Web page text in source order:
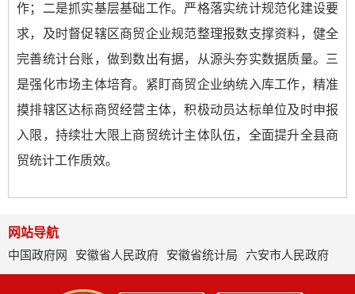
作；二是抓实基层基础工作。严格落实统计规范化建设要
求，及时督促辖区商贸企业规范整理报数支撑资料，健全
完善统计台账，做到数出有据，从源头夯实数据质量。三
是强化市场主体培育。紧盯商贸企业纳统入库工作，精准
摸排辖区达标商贸经营主体，积极动员达标单位及时申报
入限，持续壮大限上商贸统计主体队伍，全面提升全县商
贸统计工作质效。
网站导航
中国政府网
安徽省人民政府 安徽省统计局 六安市人民政府